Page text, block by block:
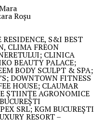
Roșu
S&I BEST
CLIMA FREON
CLINICA
BEAUTY PALACE;
BODY SCULPT & SPA;
DOWNTOWN FITNESS
HOUSE; CLAUMAR
ȘTIINȚE AGRONOMICE
SRL; KGM BUCUREȘTI
RESORT –